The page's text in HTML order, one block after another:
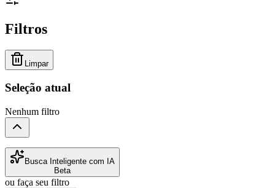
Filtros
Limpar
Seleção atual
Nenhum filtro
Busca Inteligente com IA
Beta
ou faça seu filtro